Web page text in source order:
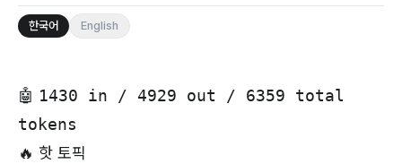
한국어 English
🤖 1430 in / 4929 out / 6359 total
tokens
🔥 핫 토픽